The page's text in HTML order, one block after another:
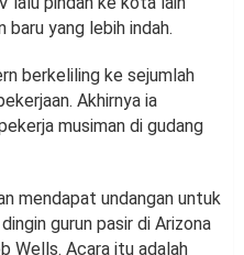
yang lebih indah.
berkeliling ke sejumlah
Akhirnya ia
musiman di gudang
mendapat undangan untuk
gurun pasir di Arizona
Wells. Acara itu adalah